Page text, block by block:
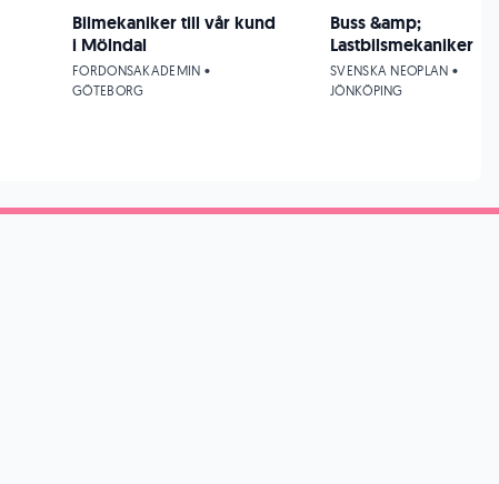
Bilmekaniker till vår kund
i Mölndal
FORDONSAKADEMIN •
GÖTEBORG
Buss &amp;
Lastbilsmekaniker
SVENSKA NEOPLAN •
JÖNKÖPING